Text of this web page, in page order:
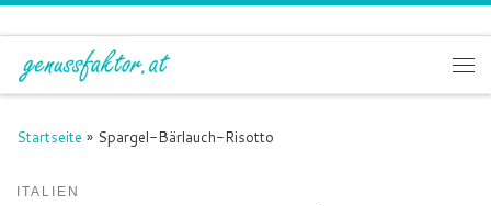
Zum Inhalt springen
Startseite » Spargel-Bärlauch-Risotto
ITALIEN